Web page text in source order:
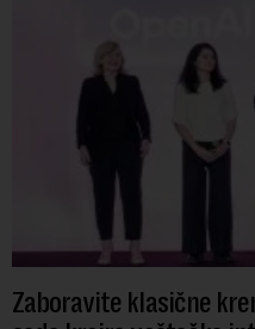
Zaboravite klasične